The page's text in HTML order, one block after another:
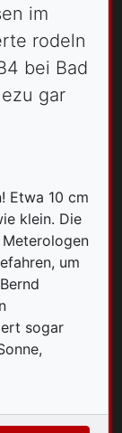
im
rodeln
bei Bad
gar
Etwa 10 cm
klein. Die
um
sogar